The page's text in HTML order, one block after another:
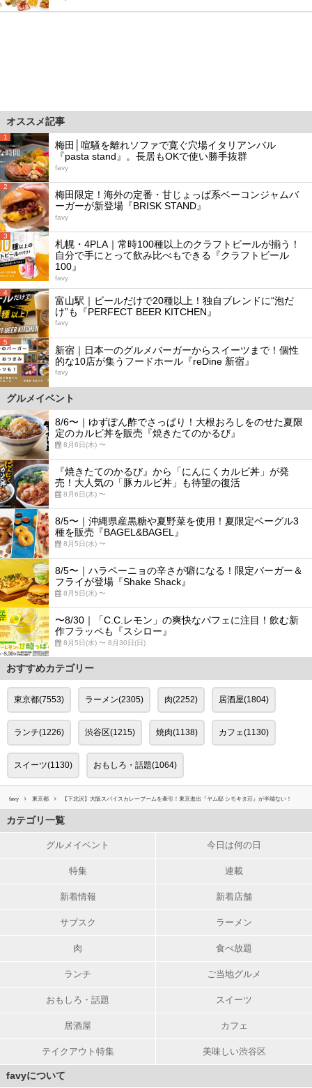
オススメ記事
1
梅田│喧騒を離れソファで寛ぐ穴場イタリアンバル
『pasta stand』。長居もOKで使い勝手抜群
favy
2
梅田限定！海外の定番・甘じょっぱ系ベーコンジャムバ
ーガーが新登場『BRISK STAND』
favy
3
札幌・4PLA｜常時100種以上のクラフトビールが揃う！
自分で手にとって飲み比べもできる『クラフトビール
100』
favy
4
富山駅｜ビールだけで20種以上！独自ブレンドに“泡だ
け”も『PERFECT BEER KITCHEN』
favy
5
新宿｜日本一のグルメバーガーからスイーツまで！個性
的な10店が集うフードホール『reDine 新宿』
favy
グルメイベント
8/6〜｜ゆずぽん酢でさっぱり！大根おろしをのせた夏限
定のカルビ丼を販売『焼きたてのかるび』
8月6日(木) 〜
『焼きたてのかるび』から「にんにくカルビ丼」が発
売！大人気の「豚カルビ丼」も待望の復活
8月6日(木) 〜
8/5〜｜沖縄県産黒糖や夏野菜を使用！夏限定ベーグル3
種を販売『BAGEL&BAGEL』
8月5日(水) 〜
8/5〜｜ハラペーニョの辛さが癖になる！限定バーガー＆
フライが登場『Shake Shack』
8月5日(水) 〜
〜8/30｜「C.C.レモン」の爽快なパフェに注目！飲む新
作フラッペも『スシロー』
8月5日(水) 〜 8月30日(日)
おすすめカテゴリー
東京都(7553) ラーメン(2305) 肉(2252) 居酒屋(1804)
ランチ(1226) 渋谷区(1215) 焼肉(1138) カフェ(1130)
スイーツ(1130) おもしろ・話題(1064)
favy 東京都 【下北沢】大阪スパイスカレーブームを牽引！東京進出『ヤム邸 シモキタ荘』が半端ない！
カテゴリ一覧
グルメイベント 今日は何の日
特集 連載
新着情報 新着店舗
サブスク ラーメン
肉 食べ放題
ランチ ご当地グルメ
おもしろ・話題 スイーツ
居酒屋 カフェ
テイクアウト特集 美味しい渋谷区
favyについて